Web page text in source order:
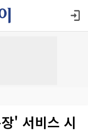
' 서비스 시